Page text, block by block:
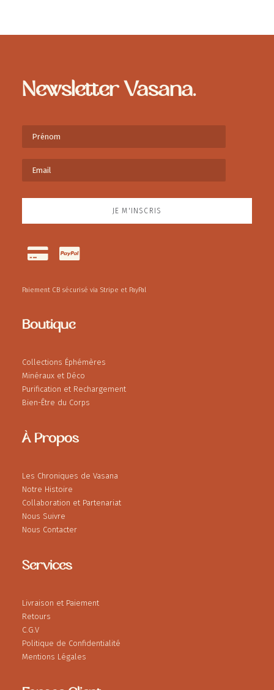
Newsletter Vasana.
Paiement CB sécurisé via Stripe et PayPal
Boutique
Collections Éphémères
Minéraux et Déco
Purification et Rechargement
Bien-Être du Corps
À Propos
Les Chroniques de Vasana
Notre Histoire
Collaboration et Partenariat
Nous Suivre
Nous Contacter
Services
Livraison et Paiement
Retours
C.G.V
Politique de Confidentialité
Mentions Légales